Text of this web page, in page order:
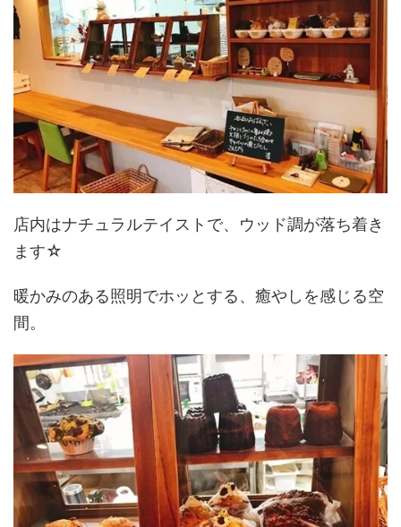
店内はナチュラルテイストで、ウッド調が落ち着き
ます☆
暖かみのある照明でホッとする、癒やしを感じる空
間。